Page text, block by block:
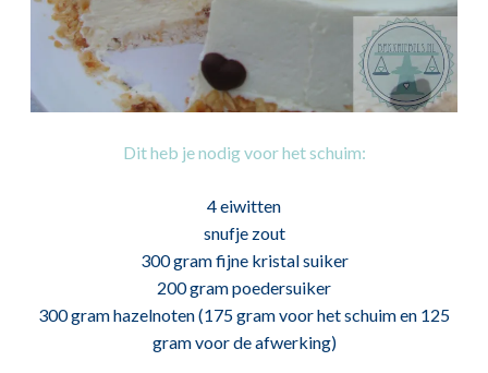
Dit heb je nodig voor het schuim:
4 eiwitten
snufje zout
300 gram fijne kristal suiker
200 gram poedersuiker
300 gram hazelnoten (175 gram voor het schuim en 125
gram voor de afwerking)